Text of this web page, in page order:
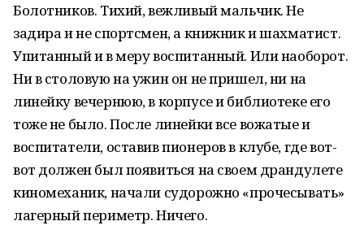
Болотников. Тихий, вежливый мальчик. Не
задира и не спортсмен, а книжник и шахматист.
Упитанный и в меру воспитанный. Или наоборот.
Ни в столовую на ужин он не пришел, ни на
линейку вечернюю, в корпусе и библиотеке его
тоже не было. После линейки все вожатые и
воспитатели, оставив пионеров в клубе, где вот-
вот должен был появиться на своем драндулете
киномеханик, начали судорожно «прочесывать»
лагерный периметр. Ничего.